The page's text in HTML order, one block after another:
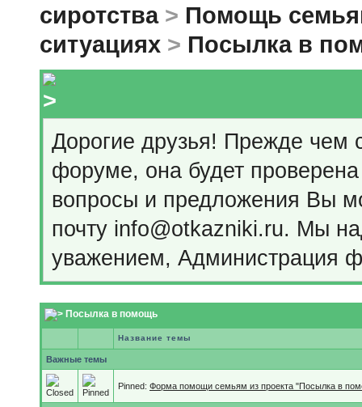
сиротства> Помощь
ситуациях > Посылка в
Дорогие друзья! Прежде чем
форуме, она будет
вопросы и предложения Вы
почту info@otkazniki.ru. Мы
уважением, Администрация
Посылка в помощь
Название темы
Важные темы
Pinned: Форма помощи семьям из проекта "Посылка в